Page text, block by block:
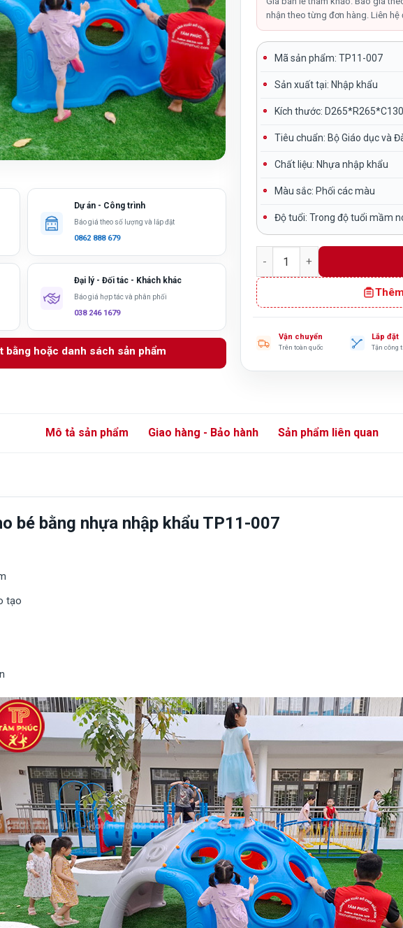
Dự án - Công trình
Báo giá theo số lượng và lắp đặt
0862 888 679
Đại lý - Đối tác - Khách khác
Báo giá hợp tác và phân phối
038 246 1679
bằng hoặc danh sách sản phẩm
nhận theo từng đơn hàng. Liên
Mã sản phẩm: TP11-007
Sản xuất tại: Nhập khẩu
Kích thước:
Tiêu chuẩn: Bộ Giáo dục và
Chất liệu: Nhựa nhập khẩu
Màu sắc: Phối các màu
Độ tuổi: Trong độ tuổi mầm
Bộ leo núi bán cầu cho bé
Vận chuyển
Trên toàn quốc
Lắp đặt
Tận công
Mô tả sản phẩm Giao hàng - Bảo hành Sản phẩm liên quan
bé bằng nhựa nhập khẩu TP11-007
tạo